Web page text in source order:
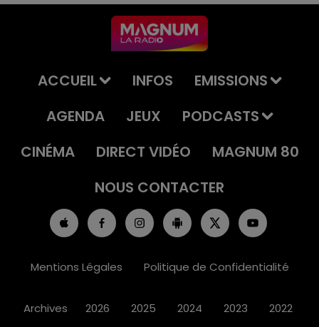
ACCUEIL INFOS
EMISSIONS
AGENDA
JEUX
PODCASTS
CINÉMA
DIRECT VIDÉO
MAGNUM 80
NOUS CONTACTER
Mentions Légales Politique de Confidentialité
Archives 2026 2025 2024 2023 2022